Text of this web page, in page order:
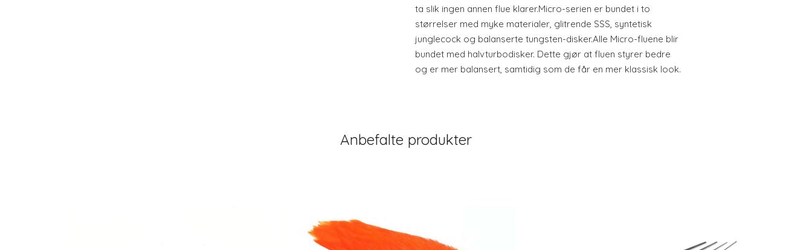
ta slik ingen annen flue klarer.Micro-serien er bundet i to
størrelser med myke materialer, glitrende SSS, syntetisk
junglecock og balanserte tungsten-disker.Alle Micro-fluene blir
bundet med halvturbodisker. Dette gjør at fluen styrer bedre
og er mer balansert, samtidig som de får en mer klassisk look.
Anbefalte produkter